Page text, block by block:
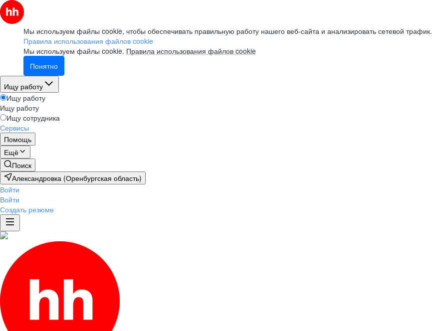
Мы используем файлы cookie, чтобы обеспечивать правильную работу нашего веб-сайта и анализировать сетевой трафик.
Правила использования файлов cookie
Мы используем файлы cookie. Правила использования файлов cookie
Понятно
Ищу работу
Ищу работу
Ищу работу
Ищу сотрудника
Сервисы
Помощь
Ещё
Поиск
Александровка (Оренбургская область)
Войти
Войти
Создать резюме